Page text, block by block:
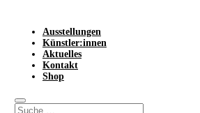
Ausstellungen
Künstler:innen
Aktuelles
Kontakt
Shop